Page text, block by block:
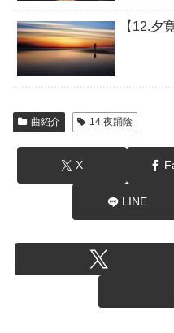
【12.夕
曲紹介 14.夜踊陰
X
LINE